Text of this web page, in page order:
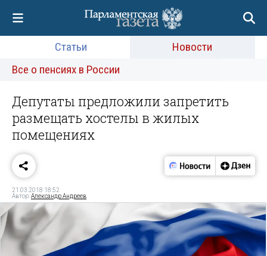
Статьи
Новости
Все о пенсиях в России
Депутаты предложили запретить
размещать хостелы в жилых
помещениях
21.03.2018 18:52
Автор:Александр Андреев